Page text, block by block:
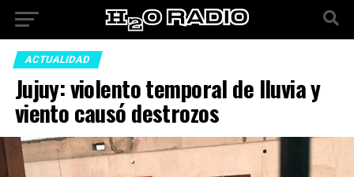
ACTUALIDAD
Jujuy: violento temporal de lluvia y
viento causó destrozos